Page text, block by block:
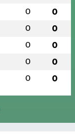
0 0
0 0
0 0
0 0
0 0